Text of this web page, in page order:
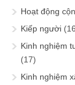
Hoạt động
Kiếp người
Kinh nghiệm
(17)
Kinh nghiệm